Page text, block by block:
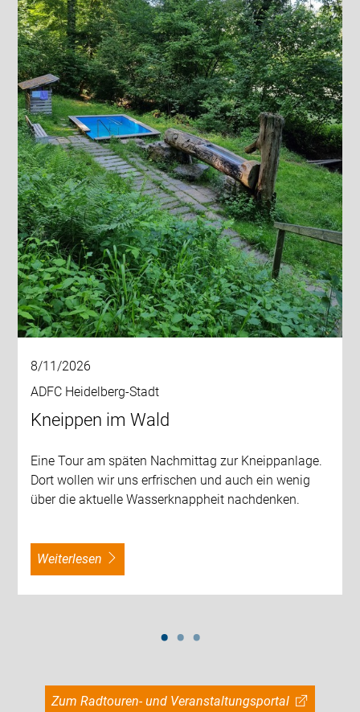
8/11/2026
ADFC Heidelberg-Stadt
Kneippen im Wald
Eine Tour am späten Nachmittag zur Kneippanlage.
Dort wollen wir uns erfrischen und auch ein wenig
über die aktuelle Wasserknappheit nachdenken.
weiterlesen
Zum Radtouren- und Veranstaltungsportal